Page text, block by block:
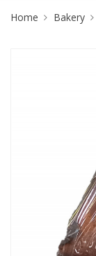
Home Bakery